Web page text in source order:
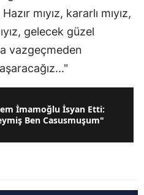
mıyız, kararlı mıyız,
gelecek güzel
vazgeçmeden
İmamoğlu İsyan Etti:
Ben Casusmuşum"